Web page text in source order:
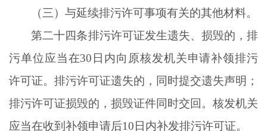
（三）与延续排污许可事项有关的其他材料。
第二十四条排污许可证发生遗失、损毁的，排
污单位应当在30日内向原核发机关申请补领排污
许可证。排污许可证遗失的，同时提交遗失声明；
排污许可证损毁的，损毁证件同时交回。核发机关
应当在收到补领申请后10日内补发排污许可证。